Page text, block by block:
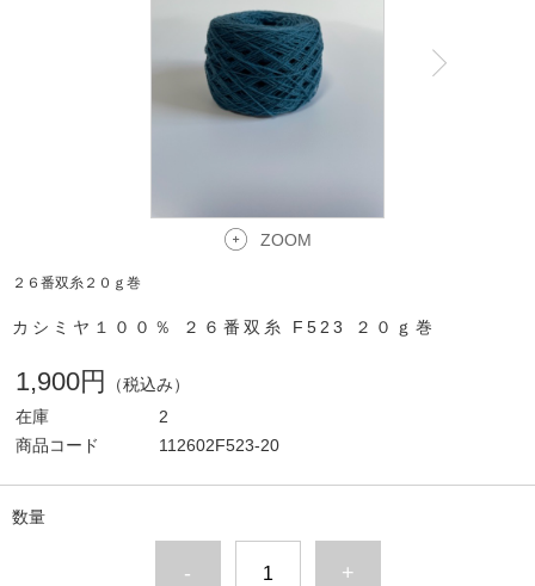
ZOOM
２６番双糸２０ｇ巻
カシミヤ１００％ ２６番双糸 F523 ２０ｇ巻
1,900円
（税込み）
在庫
2
商品コード
112602F523-20
数量
- +